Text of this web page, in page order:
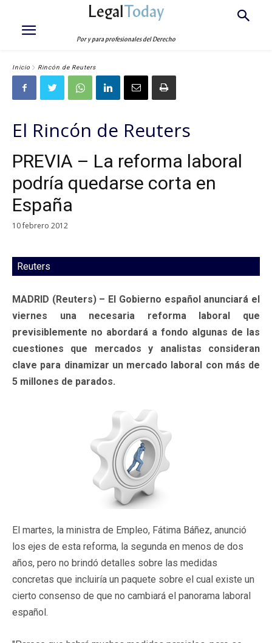
LegalToday
Por y para profesionales del Derecho
Inicio Rincón de Reuters
El Rincón de Reuters
PREVIA – La reforma laboral
podría quedarse corta en
España
10 febrero 2012
Reuters
MADRID (Reuters) – El Gobierno español anunciará el
viernes una necesaria reforma laboral que
previsiblemente no abordará a fondo algunas de las
cuestiones que mercados y analistas consideran
clave para dinamizar un mercado laboral con más de
5 millones de parados.
El martes, la ministra de Empleo, Fátima Báñez, anunció
los ejes de esta reforma, la segunda en menos de dos
años, pero no brindó detalles sobre las medidas
concretas que incluiría un paquete sobre el cual existe un
cierto consenso de que no cambiará el panorama laboral
español.